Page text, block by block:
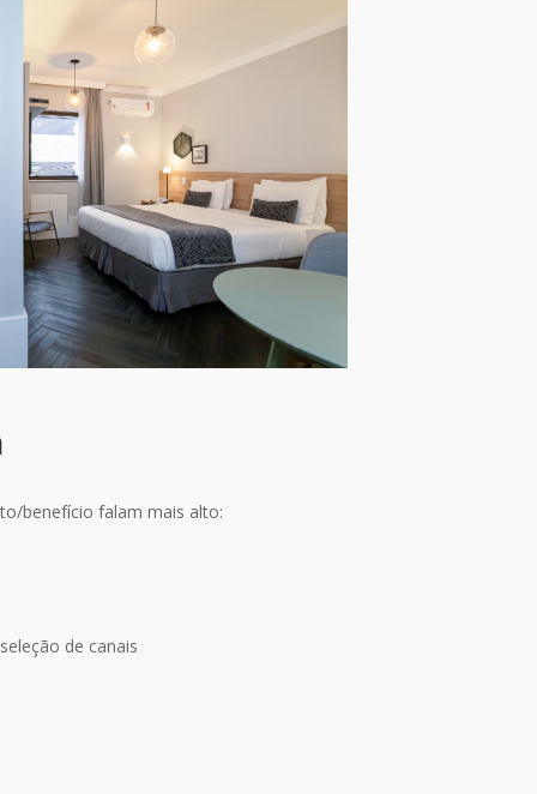
benefício falam mais alto:
de canais